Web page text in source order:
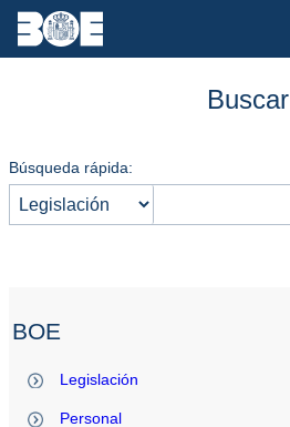
Buscar
Búsqueda rápida:
BOE
Legislación
Personal